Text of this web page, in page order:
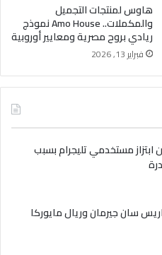
هاوس لمنتجات التجميل
والمكملات.. Amo House نموذج
ريادي بروح مصرية ومعايير أوروبية
فبراير 13, 2026
ابتزاز مستخدمي تليجرام بسبب
سان جيرمان وريال مايوركا